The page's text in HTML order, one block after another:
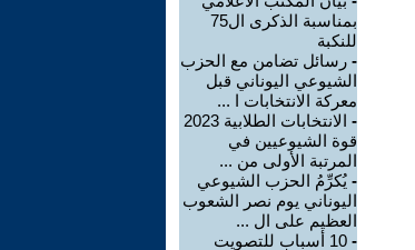
بمناسبة الذكرى ال75
للنكبة
- رسائل تضامن مع الحزب
الشيوعي اليوناني قبل
معركة الانتخابات ا ...
-
الانتخابات الطلابية 2023
قوة الشيوعيين في
المرتبة الأولى من ...
- يُكرِّمُ الحزب الشيوعي
اليوناني يوم نصر الشعوب
العظيم على ال ...
-
10 أسباب للتصويت